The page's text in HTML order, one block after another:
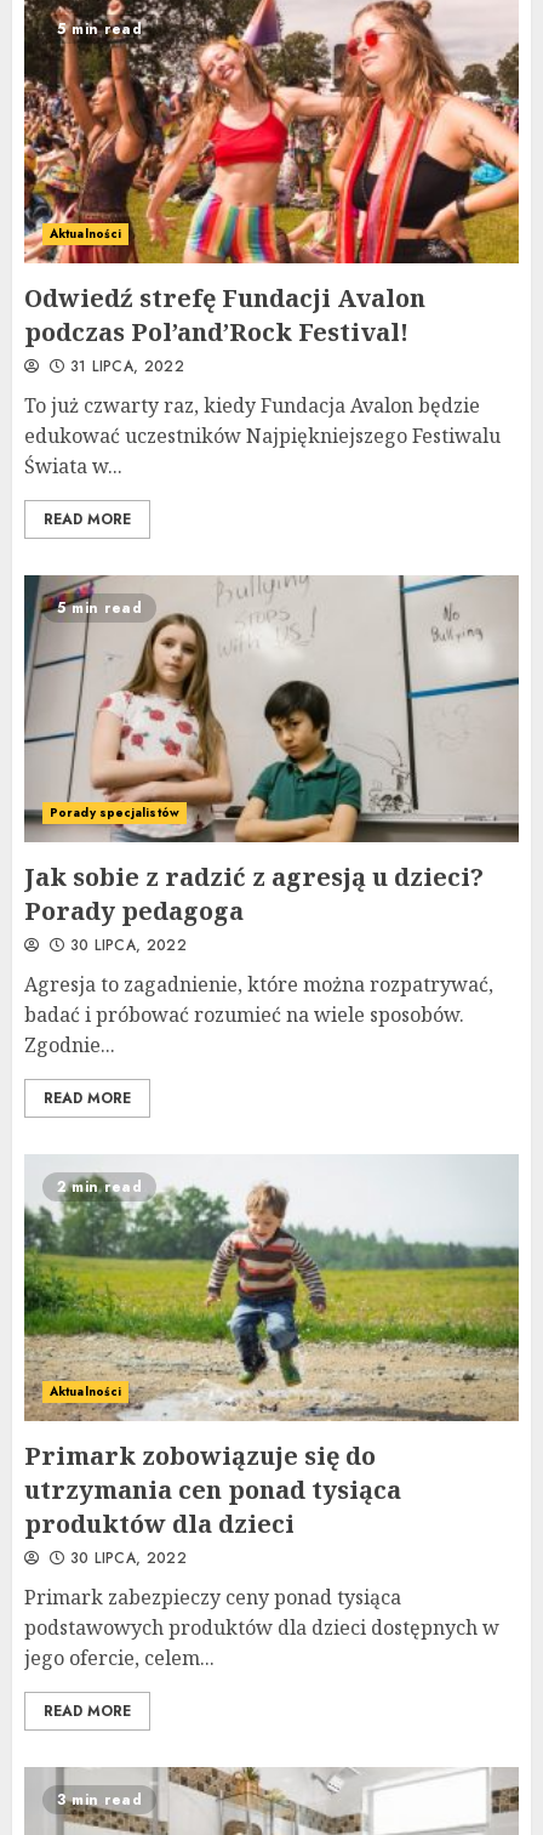
5 min read
Aktualności
Odwiedź strefę Fundacji Avalon
podczas Pol’and’Rock Festival!
31 LIPCA, 2022
To już czwarty raz, kiedy Fundacja Avalon będzie
edukować uczestników Najpiękniejszego Festiwalu
Świata w...
READ MORE
5 min read
Porady specjalistów
Jak sobie z radzić z agresją u dzieci?
Porady pedagoga
30 LIPCA, 2022
Agresja to zagadnienie, które można rozpatrywać,
badać i próbować rozumieć na wiele sposobów.
Zgodnie...
READ MORE
2 min read
Aktualności
Primark zobowiązuje się do
utrzymania cen ponad tysiąca
produktów dla dzieci
30 LIPCA, 2022
Primark zabezpieczy ceny ponad tysiąca
podstawowych produktów dla dzieci dostępnych w
jego ofercie, celem...
READ MORE
3 min read